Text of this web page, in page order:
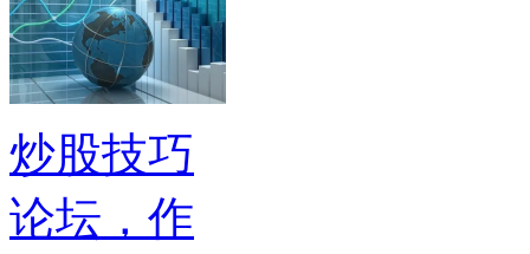
炒股技巧
论坛，作